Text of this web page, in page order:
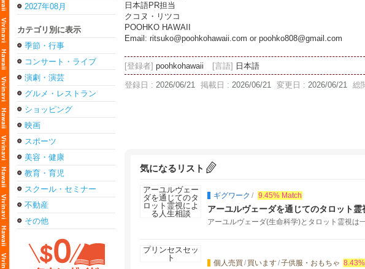
2027年08月
カテゴリ別に表示
季節・行事
コンサート・ライブ
演劇・演芸
グルメ・レストラン
ショッピング
映画
スポーツ
美容・健康
教育・育児
スクール・セミナー
不動産
その他
日本語PR担当
クコヌ・リツコ
POOHKO HAWAII
Email: ritsuko@poohkohawaii.com or poohko808@gmail.com
[登録者] poohkohawaii [言語] 日本語
登録日 : 2026/06/21 掲載日 : 2026/06/21 変更日 : 2026/06/21 総
気になるリスト
ギグワーク / 9.45% Match
アーユルヴェーダを通じてのタロット
アーユルヴェーダ(生命科学)とタロット霊視は
個人売買 / 買います/子供服・おもちゃ